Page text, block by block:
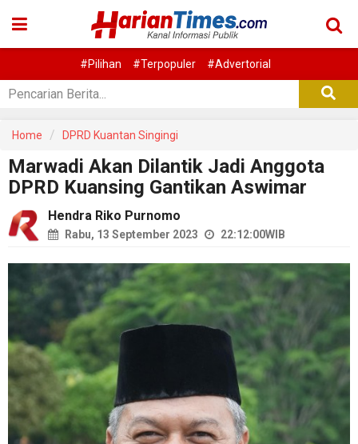
#Pilihan #Terpopuler #Advertorial
Home DPRD Kuantan Singingi
Marwadi Akan Dilantik Jadi Anggota
DPRD Kuansing Gantikan Aswimar
Hendra Riko Purnomo
Rabu, 13 September 2023 22:12:00WIB